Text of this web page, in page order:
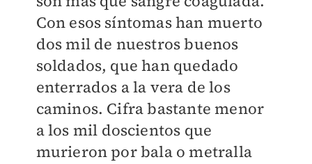
Con esos síntomas han muerto
dos mil de nuestros buenos
soldados, que han quedado
enterrados a la vera de los
caminos. Cifra bastante menor
a los mil doscientos que
murieron por bala o metralla